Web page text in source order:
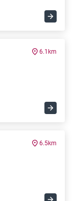
6.1km
6.5km